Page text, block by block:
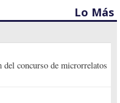
Lo Más
concurso de microrrelatos